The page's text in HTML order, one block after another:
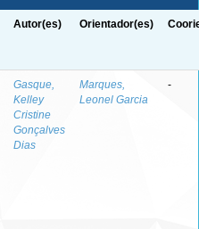
Autor(es) Orientador(es)
Gasque,
Kelley
Cristine
Gonçalves
Dias
Marques,
Leonel Garcia
-